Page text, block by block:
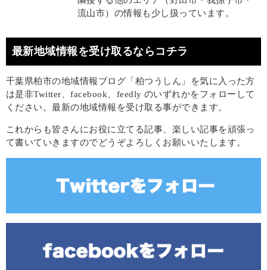
流山市）の情報も少し扱っています。
最新地域情報を受け取るならコチラ
千葉県柏市の地域情報ブログ「柏つうしん」を気に入った方
は是非Twitter、facebook、feedly のいずれかをフォローして
ください。最新の地域情報を受け取る事ができます。
これからも皆さんにお役に立てる記事、楽しい記事を頑張っ
て書いていきますのでどうぞよろしくお願いいたします。